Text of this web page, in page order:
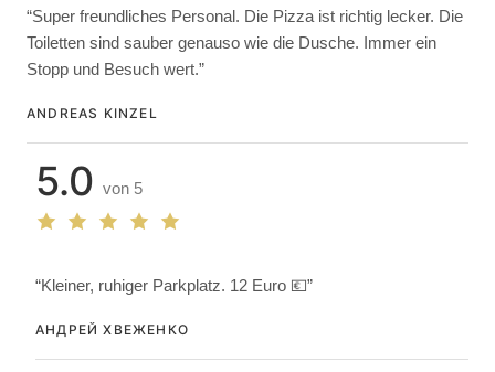
“Super freundliches Personal. Die Pizza ist richtig lecker. Die
Toiletten sind sauber genauso wie die Dusche. Immer ein
Stopp und Besuch wert.”
ANDREAS KINZEL
5.0 von 5
“Kleiner, ruhiger Parkplatz. 12 Euro 💶”
АНДРЕЙ ХВЕЖЕНКО